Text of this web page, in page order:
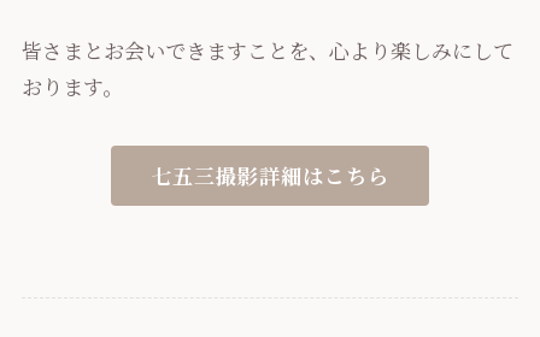
皆さまとお会いできますことを、心より楽しみにして
おります。
七五三撮影詳細はこちら